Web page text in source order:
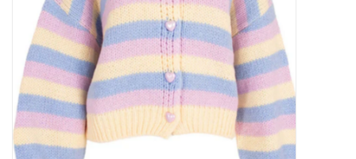
Home deco
SALE
Herensokken